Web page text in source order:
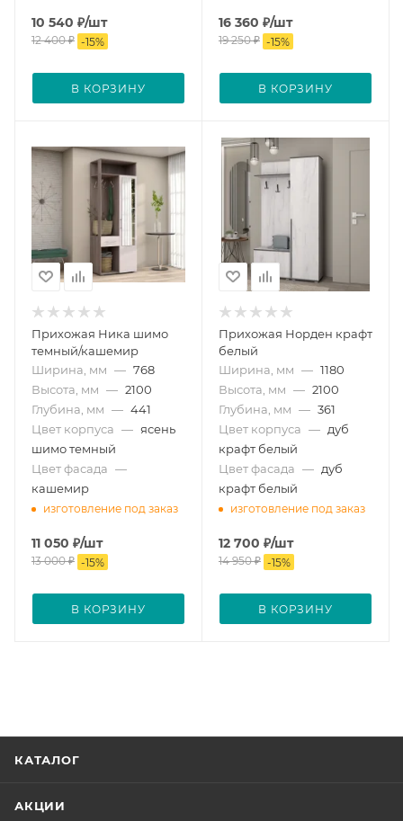
10 540 ₽/шт
12 400₽ -15%
В КОРЗИНУ
16 360 ₽/шт
19 250₽ -15%
В КОРЗИНУ
Прихожая Ника шимо
темный/кашемир
Ширина, мм — 768
Высота, мм — 2100
Глубина, мм — 441
Цвет корпуса — ясень
шимо темный
Цвет фасада —
кашемир
изготовление под заказ
11 050 ₽/шт
13 000₽ -15%
В КОРЗИНУ
Прихожая Норден крафт
белый
Ширина, мм — 1180
Высота, мм — 2100
Глубина, мм — 361
Цвет корпуса — дуб
крафт белый
Цвет фасада — дуб
крафт белый
изготовление под заказ
12 700 ₽/шт
14 950₽ -15%
В КОРЗИНУ
КАТАЛОГ
АКЦИИ